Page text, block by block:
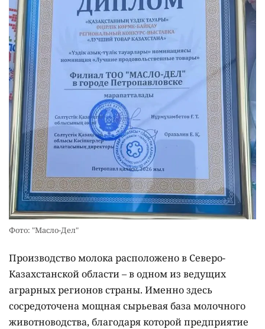
Фото: "Масло-Дел"
Производство молока расположено в Северо-
Казахстанской области – в одном из ведущих
аграрных регионов страны. Именно здесь
сосредоточена мощная сырьевая база молочного
животноводства, благодаря которой предприятие